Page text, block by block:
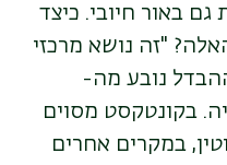
באור חיובי. כיצד
"זה נושא מרכזי
נובע מה-
בקונטקסט מסוים
במקרים אחרים